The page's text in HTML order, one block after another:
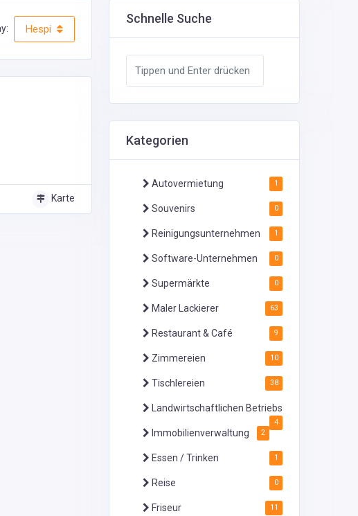
Hespi
Karte
Schnelle Suche
Kategorien
Autovermietung 1
Souvenirs 0
Reinigungsunternehmen 1
Software-Unternehmen 0
Supermärkte 0
Maler Lackierer 63
Restaurant & Café 9
Zimmereien 10
Tischlereien 38
Landwirtschaftlichen Betriebs
4
Immobilienverwaltung 2
Essen / Trinken 1
Reise 0
Friseur 11